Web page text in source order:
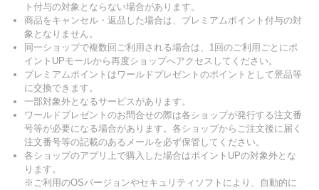
ト付与の対象とならない場合があります。
商品をキャンセル・返品した場合は、プレミアムポイント付与の対
象となりません。
同一ショップで複数回ご利用される場合は、1回のご利用ごとにポ
イントUPモールから再度ショップへアクセスしてください。
プレミアムポイントはワールドプレゼントのポイントとして景品等
に交換できます。
一部対象外となるサービスがあります。
ワールドプレゼントのお問合せの際は各ショップが発行する注文番
号等が必要になる場合があります。各ショップからご注文後に届く
注文番号等の記載のあるメールを必ず保管してください。
各ショップのアプリ上で購入した場合はポイントUPの対象外とな
ります。
※ご利用のOSバージョンやセキュリティソフトにより、自動的に